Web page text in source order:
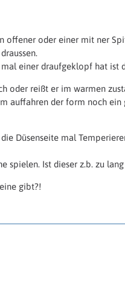
offener oder einer mit ner
einer draufgeklopf hat ist
oder reißt er im warmen
auffahren der form noch
Düsenseite mal
spielen. Ist dieser z.b. zu
gibt?!